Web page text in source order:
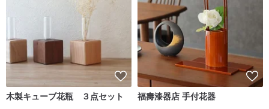
木製キューブ花瓶 ３点セット 福壽漆器店 手付花器